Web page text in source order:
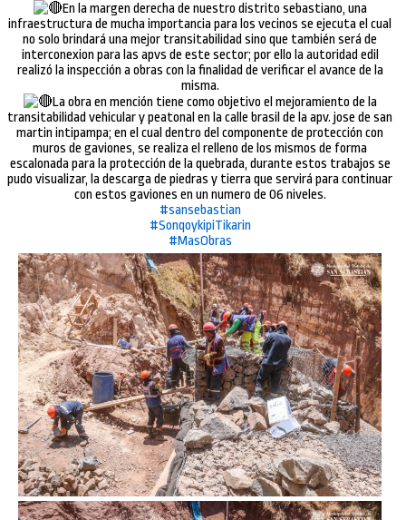
En la margen derecha de nuestro distrito sebastiano, una
infraestructura de mucha importancia para los vecinos se ejecuta el cual
no solo brindará una mejor transitabilidad sino que también será de
interconexion para las apvs de este sector; por ello la autoridad edil
realizó la inspección a obras con la finalidad de verificar el avance de la
misma.
La obra en mención tiene como objetivo el mejoramiento de la
transitabilidad vehicular y peatonal en la calle brasil de la apv. jose de san
martin intipampa; en el cual dentro del componente de protección con
muros de gaviones, se realiza el relleno de los mismos de forma
escalonada para la protección de la quebrada, durante estos trabajos se
pudo visualizar, la descarga de piedras y tierra que servirá para continuar
con estos gaviones en un numero de 06 niveles.
#sansebastian
#SonqoykipiTikarin
#MasObras